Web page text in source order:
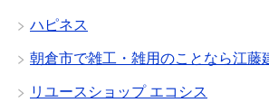
ハピネス
朝倉市で雑工・雑用のことなら江藤
リユースショップ エコシス